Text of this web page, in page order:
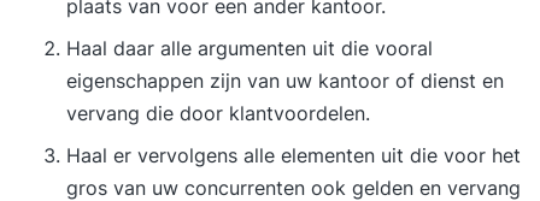
waarop je kunt aangeven welke knelpunten je
ervaart in jouw correspondentiepraktijk. De
trainer geeft je dan extra hulp op deze
onderdelen.• Gezellige en respectvolle sfeer, met
docenten. Ook als incompanytraining!
plaats van voor een ander kantoor.
Haal daar alle argumenten uit die vooral
eigenschappen zijn van uw kantoor of dienst en
vervang die door klantvoordelen.
Haal er vervolgens alle elementen uit die voor het
gros van uw concurrenten ook gelden en vervang